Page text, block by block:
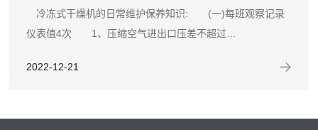
冷冻式干燥机的日常维护保养知识: (一)每班观察记录
仪表值4次 1、压缩空气进出口压差不超过
压力表1.2Mpa-1.6...
2022-12-21